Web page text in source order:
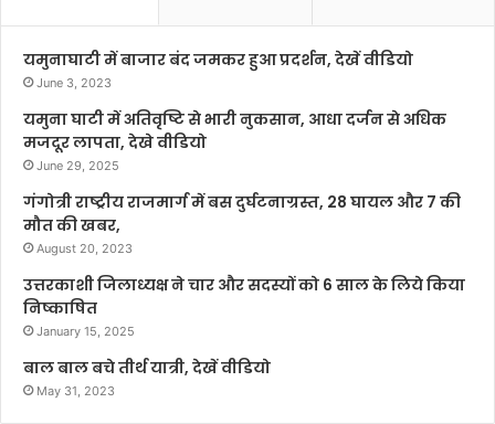
यमुनाघाटी में बाजार बंद जमकर हुआ प्रदर्शन, देखें वीडियो
June 3, 2023
यमुना घाटी में अतिवृष्टि से भारी नुकसान, आधा दर्जन से अधिक
मजदूर लापता, देखे वीडियो
June 29, 2025
गंगोत्री राष्ट्रीय राजमार्ग में बस दुर्घटनाग्रस्त, 28 घायल और 7 की
मौत की खबर,
August 20, 2023
उत्तरकाशी जिलाध्यक्ष ने चार और सदस्यों को 6 साल के लिये किया
निष्काषित
January 15, 2025
बाल बाल बचे तीर्थ यात्री, देखें वीडियो
May 31, 2023